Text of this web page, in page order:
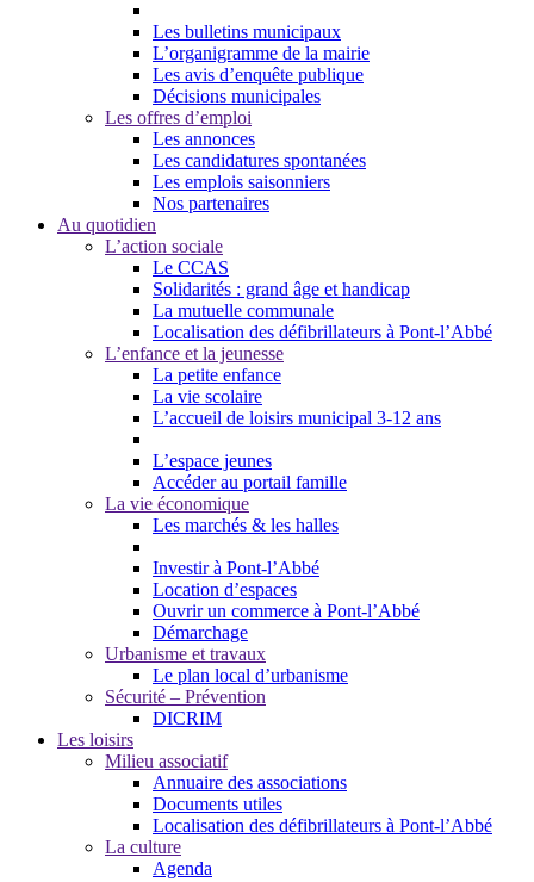
Les bulletins municipaux
L’organigramme de la mairie
Les avis d’enquête publique
Décisions municipales
Les offres d’emploi
Les annonces
Les candidatures spontanées
Les emplois saisonniers
Nos partenaires
Au quotidien
L’action sociale
Le CCAS
Solidarités : grand âge et handicap
La mutuelle communale
Localisation des défibrillateurs à Pont-l’Abbé
L’enfance et la jeunesse
La petite enfance
La vie scolaire
L’accueil de loisirs municipal 3-12 ans
L’espace jeunes
Accéder au portail famille
La vie économique
Les marchés & les halles
Investir à Pont-l’Abbé
Location d’espaces
Ouvrir un commerce à Pont-l’Abbé
Démarchage
Urbanisme et travaux
Le plan local d’urbanisme
Sécurité – Prévention
DICRIM
Les loisirs
Milieu associatif
Annuaire des associations
Documents utiles
Localisation des défibrillateurs à Pont-l’Abbé
La culture
Agenda